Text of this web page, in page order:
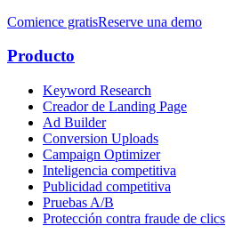
Comience gratisReserve una demo
Producto
Keyword Research
Creador de Landing Page
Ad Builder
Conversion Uploads
Campaign Optimizer
Inteligencia competitiva
Publicidad competitiva
Pruebas A/B
Protección contra fraude de clics